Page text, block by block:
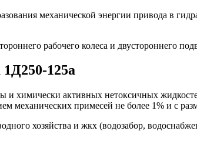
механической энергии привода в
рабочего колеса и двустороннего
1Д250-125а
и химически активных нетоксичных
механических примесей не более 1% и с
хозяйства и жкх (водозабор,